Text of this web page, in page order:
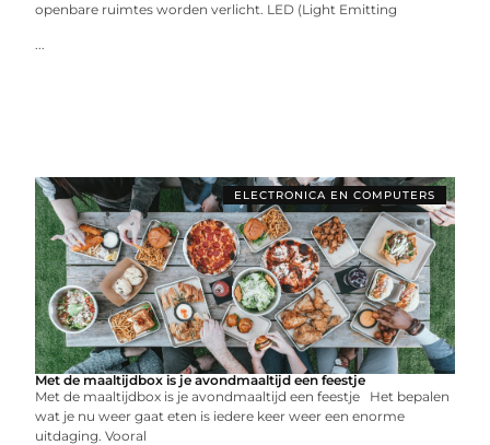
openbare ruimtes worden verlicht. LED (Light Emitting
...
ELECTRONICA EN COMPUTERS
Met de maaltijdbox is je avondmaaltijd een feestje
Met de maaltijdbox is je avondmaaltijd een feestje Het bepalen
wat je nu weer gaat eten is iedere keer weer een enorme
uitdaging. Vooral